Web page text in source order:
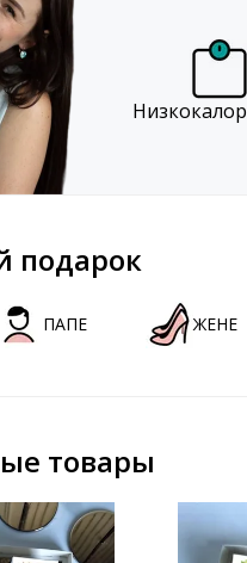
подарок
ПАПЕ ЖЕНЕ
товары